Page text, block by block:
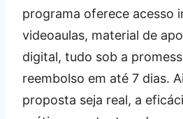
programa oferece acesso
videoaulas, material de
digital, tudo sob a
reembolso em até 7 dias.
proposta seja real, a